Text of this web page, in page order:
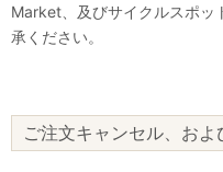
Market、及びサイクルスポッ
承ください。
ご注文キャンセル、およ